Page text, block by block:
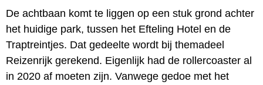
De achtbaan komt te liggen op een stuk grond achter
het huidige park, tussen het Efteling Hotel en de
Traptreintjes. Dat gedeelte wordt bij themadeel
Reizenrijk gerekend. Eigenlijk had de rollercoaster al
in 2020 af moeten zijn. Vanwege gedoe met het